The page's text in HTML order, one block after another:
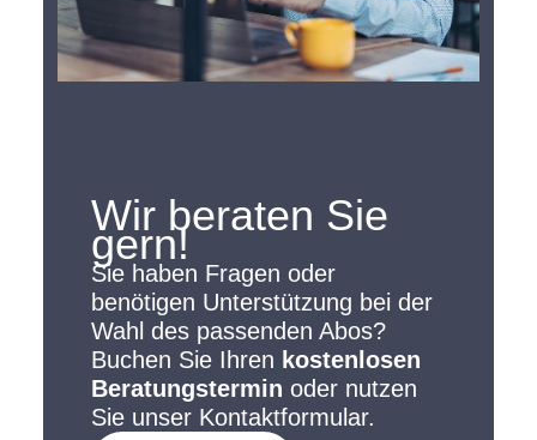
Wir beraten Sie
gern!
Sie haben Fragen oder
benötigen Unterstützung bei der
Wahl des passenden Abos?
Buchen Sie Ihren kostenlosen
Beratungstermin oder nutzen
Sie unser Kontaktformular.